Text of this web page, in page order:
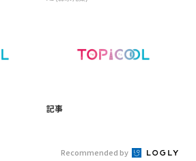
記事
Recommended by